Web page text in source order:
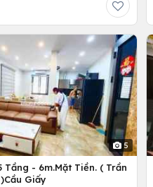
5
Tầng - 6m.Mặt Tiền. ( Trần
Giấy